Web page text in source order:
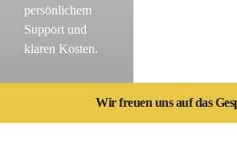
persönlichem
Support und
klaren Kosten.
Wir freuen uns auf das